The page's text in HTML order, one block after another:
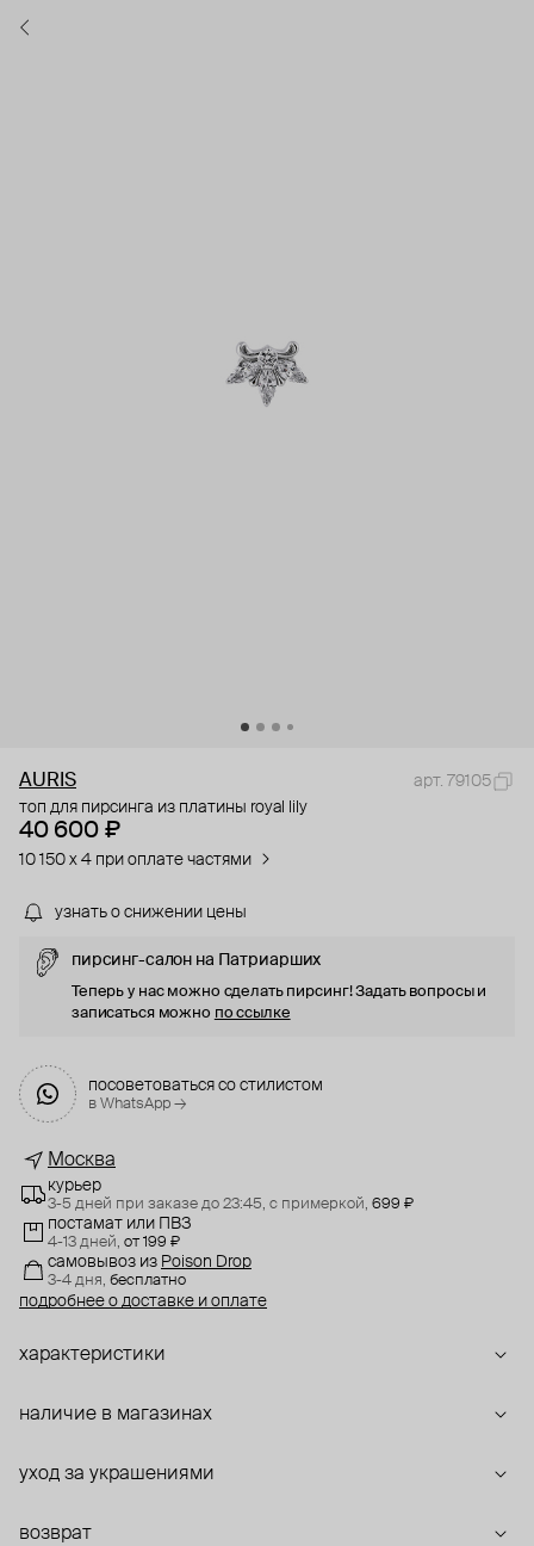
AURIS
арт. 79105
топ для пирсинга из платины royal lily
40 600 ₽
10 150 x 4 при оплате частями
узнать о снижении цены
пирсинг-салон на Патриарших
Теперь у нас можно сделать пирсинг! Задать вопросы и
записаться можно по ссылке
посоветоваться со стилистом
в WhatsApp →
Москва
курьер
3-5 дней при заказе до 23:45, с примеркой, 699 ₽
постамат или ПВЗ
4-13 дней, от 199 ₽
самовывоз из Poison Drop
3-4 дня, бесплатно
подробнее о доставке и оплате
характеристики
наличие в магазинах
уход за украшениями
возврат